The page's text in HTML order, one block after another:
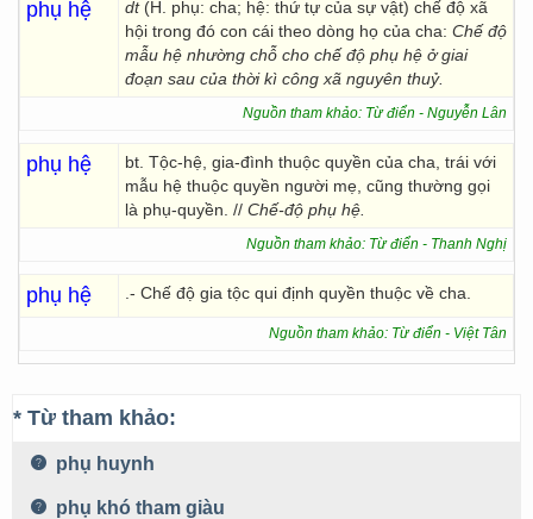
phụ hệ dt (H. phụ: cha; hệ: thứ tự của sự vật) chế độ xã
hội trong đó con cái theo dòng họ của cha: Chế độ
mẫu hệ nhường chỗ cho chế độ phụ hệ ở giai
đoạn sau của thời kì công xã nguyên thuỷ.
Nguồn tham khảo: Từ điển - Nguyễn Lân
phụ hệ
bt. Tộc-hệ, gia-đình thuộc quyền của cha, trái với
mẫu hệ thuộc quyền người mẹ, cũng thường gọi
là phụ-quyền. // Chế-độ phụ hệ.
Nguồn tham khảo: Từ điển - Thanh Nghị
phụ hệ .- Chế độ gia tộc qui định quyền thuộc về cha.
Nguồn tham khảo: Từ điển - Việt Tân
* Từ tham khảo:
phụ huynh
phụ khó tham giàu